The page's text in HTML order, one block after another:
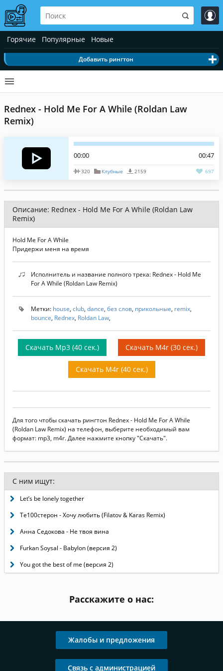
Горячие Популярные Новые
Добавить рингтон
Rednex - Hold Me For A While (Roldan Law
Remix)
00:00 00:47
320 Клубные 2159 697
Описание: Rednex - Hold Me For A While (Roldan Law
Remix)
Hold Me For A While
Придержи меня на время
Исполнитель и название полного трека: Rednex - Hold Me
For A While (Roldan Law Remix)
Метки: house, club, dance, без слов, прикольные, remix,
bounce, Rednex, Roldan Law,
Скачать Mp3 (40 сек.) Скачать M4r (30 сек.)
Скачать M4r (40 сек.)
Для того чтобы скачать рингтон Rednex - Hold Me For A While
(Roldan Law Remix) на телефон, выберите необходимый вам
формат: mp3, m4r. Далее нажмите кнопку "Скачать".
С ним ищут:
Let’s be lonely together
Те100стерон - Хочу любить (Filatov & Karas Remix)
Анна Седокова - Не твоя вина
Furkan Soysal - Babylon (версия 2)
You got the best of me (версия 2)
Расскажите о нас:
Жалобы и предложения
Связь с администрацией